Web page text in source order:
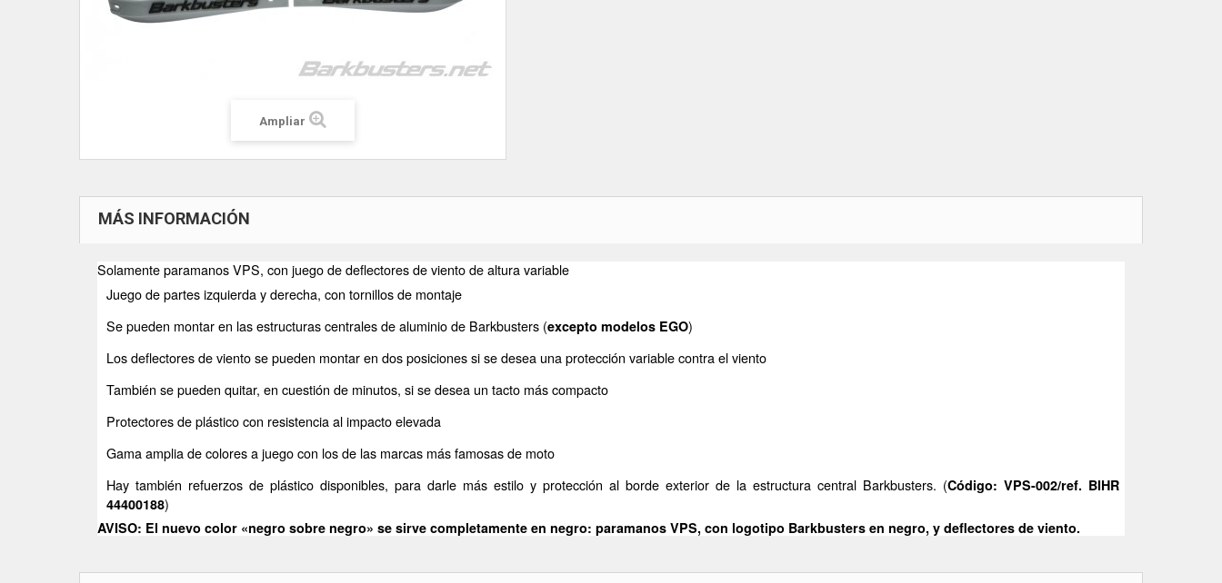
Ampliar
MÁS INFORMACIÓN
Solamente paramanos VPS, con juego de deflectores de viento de altura variable
Juego de partes izquierda y derecha, con tornillos de montaje
Se pueden montar en las estructuras centrales de aluminio de Barkbusters (excepto modelos EGO)
Los deflectores de viento se pueden montar en dos posiciones si se desea una protección variable contra el viento
También se pueden quitar, en cuestión de minutos, si se desea un tacto más compacto
Protectores de plástico con resistencia al impacto elevada
Gama amplia de colores a juego con los de las marcas más famosas de moto
Hay también refuerzos de plástico disponibles, para darle más estilo y protección al borde exterior de la estructura central Barkbusters. (Código: VPS-002/ref. BIHR
44400188)
AVISO: El nuevo color «negro sobre negro» se sirve completamente en negro: paramanos VPS, con logotipo Barkbusters en negro, y deflectores de viento.